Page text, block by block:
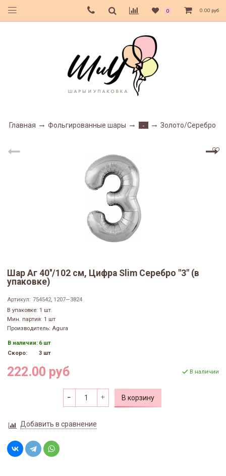
0 0.00 руб
Главная Фольгированные шары - Золото/Серебро
Шар Аг 40''/102 см, Цифра Slim Серебро "3" (в
упаковке)
Артикул: 754542, 1207—3824
В упаковке: 1 шт.
Мин. партия: 1 шт
Производитель: Agura
В наличии: 6 шт
Скоро:
3 шт
222.00 руб В наличии
В корзину
Добавить в сравнение